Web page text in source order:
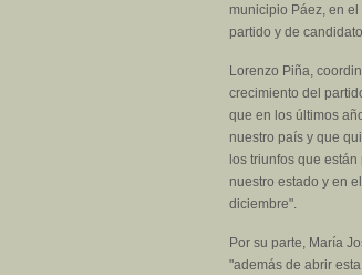
municipio Páez, en
partido y de
Lorenzo Piña,
crecimiento del
que en los últimos
nuestro país y que
los triunfos que
nuestro estado y en
diciembre".
Por su parte, María
"además de abrir